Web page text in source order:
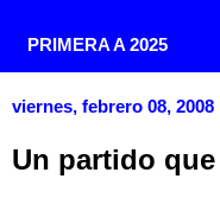
PRIMERA A 2025
viernes, febrero 08, 2008
Un partido